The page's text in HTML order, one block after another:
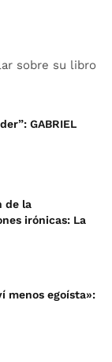
sobre su libro
GABRIEL
de la
irónicas: La
menos egoísta»: